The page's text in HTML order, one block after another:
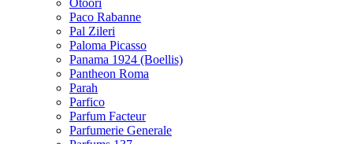
Paco Rabanne
Pal Zileri
Paloma Picasso
Panama 1924 (Boellis)
Pantheon Roma
Parah
Parfico
Parfum Facteur
Parfumerie Generale